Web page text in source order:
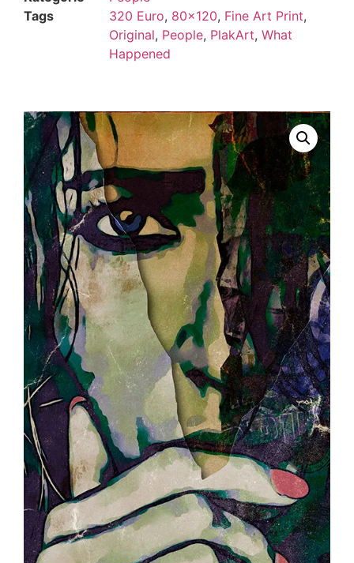
Tags
320 Euro, 80x120, Fine Art Print,
Original, People, PlakArt, What
Happened